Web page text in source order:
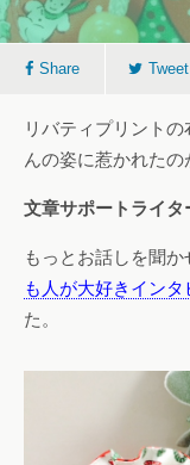
Share Tweet
リバティプリント
んの姿に惹かれたの
文章サポートライタ
もっとお話しを聞
も人が大好きインタ
た。